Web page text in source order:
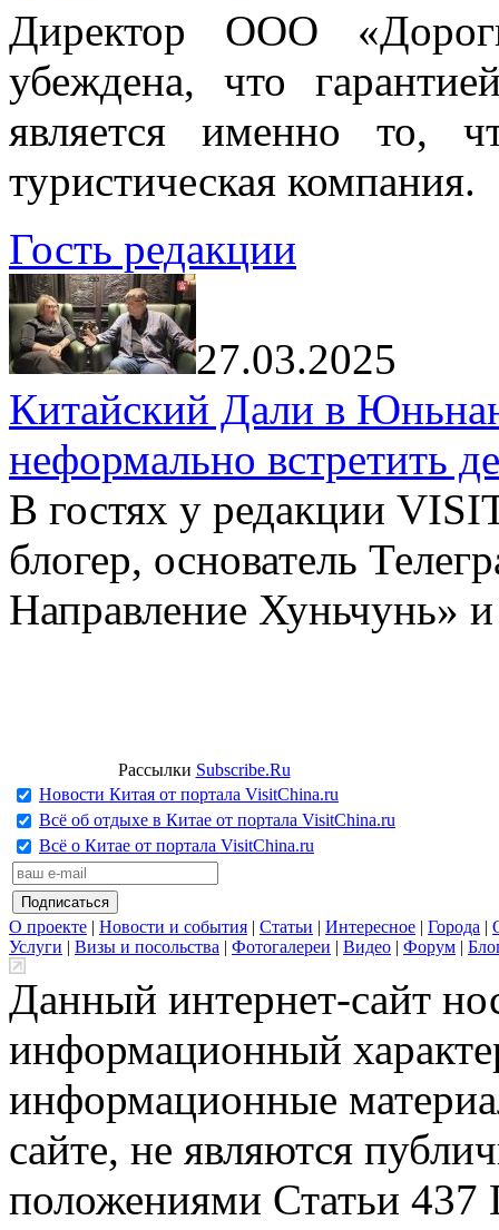
Директор ООО
убеждена, что
является именно то,
туристическая компания.
Гость редакции
27.03.2025
Китайский Дали в
неформально встретить
В гостях у редакции
блогер, основатель
Направление Хуньчунь»
Рассылки Subscribe.Ru
Новости Китая от портала VisitChina.ru
Всё об отдыхе в Китае от портала VisitChina.ru
Всё о Китае от портала VisitChina.ru
О проекте | Новости и события | Статьи | Интересное | Города |
Услуги | Визы и посольства | Фотогалереи | Видео | Форум |
Данный интернет-сайт
информационный
информационные
сайте, не являются
положениями Статьи 437